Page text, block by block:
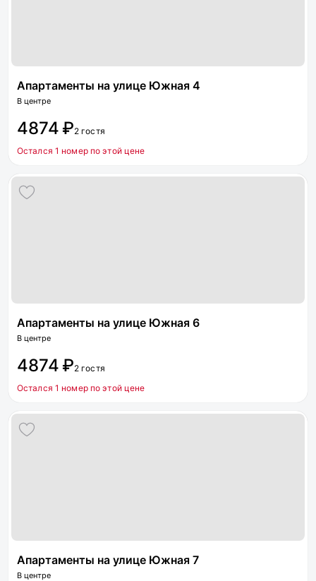
Апартаменты на улице Южная 4
В центре
4874 ₽2 гостя
Остался 1 номер по этой цене
Апартаменты на улице Южная 6
В центре
4874 ₽2 гостя
Остался 1 номер по этой цене
Апартаменты на улице Южная 7
В центре